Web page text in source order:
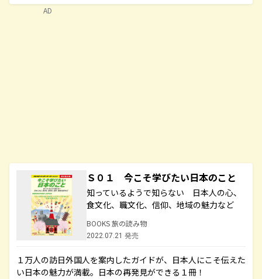
Ｓ０１ 今こそ学びたい日本のこと
知っているようで知らない 日本人の心、
食文化、職文化、信仰、地域の魅力など
BOOKS 旅の読み物
2022.07.21 発売
１万人の訪日外国人を案内したガイドが、日本人にこそ伝えた
い日本の魅力が満載。日本の再発見ができる１冊！
AD